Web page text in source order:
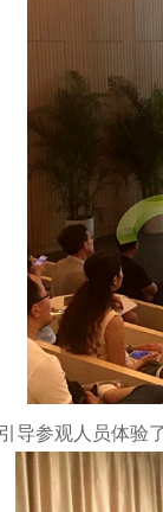
导参观人员体验